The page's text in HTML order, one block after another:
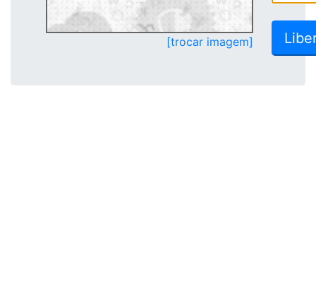
[trocar imagem]